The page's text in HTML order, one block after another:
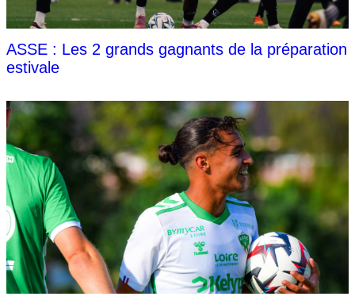
ASSE : Les 2 grands gagnants de la préparation
estivale